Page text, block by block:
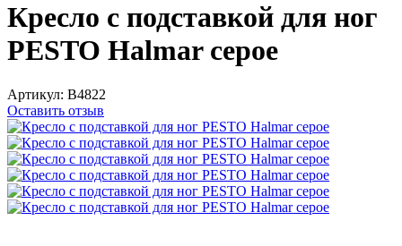
Кресло с подставкой для ног
PESTO Halmar серое
Артикул: B4822
Оставить отзыв